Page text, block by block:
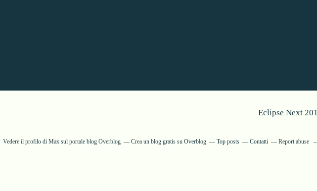
Eclipse Next
Vedere il profilo di Max sul portale blog Overblog Crea un blog gratis su Overblog Top posts Contatti Report abuse